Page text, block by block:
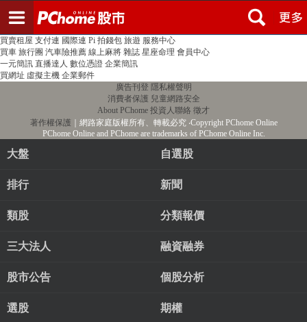
PChome首頁 線上購物 24h購物 書店
買賣租屋 支付連 國際連 Pi 拍錢包 旅遊 服務中心
買車 旅行團 汽車險推薦 線上麻將 雜誌 星座命理 會員中心
一元簡訊 直播達人 數位憑證 企業簡訊
買網址 虛擬主機 企業郵件
廣告刊登 隱私權聲明
消費者保護 兒童網路安全
About PChome 投資人聯絡 徵才
著作權保護 ｜網路家庭版權所有、轉載必究‧Copyright PChome Online
PChome Online and PChome are trademarks of PChome Online Inc.
大盤 自選股
排行 新聞
類股 分類報價
三大法人 融資融券
股市公告 個股分析
選股 期權